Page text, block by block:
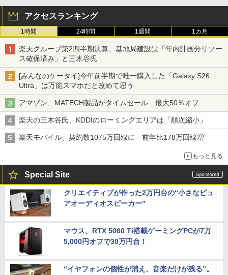
アクセスランキング
1時間 24時間 1週間 1カ月
楽天グループ第2四半期決算、基地局建設は「年内計画分リソー
ス確保済み」と三木谷氏
[みんなのケータイ]今年前半期で唯一購入した「Galaxy S26
Ultra」は万能スマホだと改めて思う
アマゾン、MATECH製品がタイムセール 最大50％オフ
楽天の三木谷氏、KDDIのローミングエリアは「順次縮小」
楽天モバイル、契約数1075万回線に 前年比178万回線増
もっと見る
Special Site
クリエイティブが作った2万円台の“小さなピュ
アオーディオスピーカー”
マウス、RTX 5060 Ti搭載ゲーミングPCが7万
5,000円オフで30万円台！
“イヤフォンの個性が消え、音楽だけが残る”。